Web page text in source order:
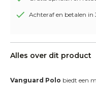
Achteraf en betalen
Alles over dit product
Vanguard Polo biedt een